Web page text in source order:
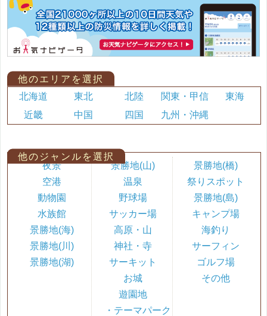
他のエリアを選択
北海道
東北 北陸 関東・甲信
東海
近畿
中国 四国 九州・沖縄
他のジャンルを選択
夜景
空港
動物園
水族館
景勝地(海)
景勝地(川)
景勝地(湖)
景勝地(山)
温泉
野球場
サッカー場
高原・山
神社・寺
サーキット
お城
遊園地
・テーマパーク
景勝地(橋)
祭りスポット
景勝地(島)
キャンプ場
海釣り
サーフィン
ゴルフ場
その他